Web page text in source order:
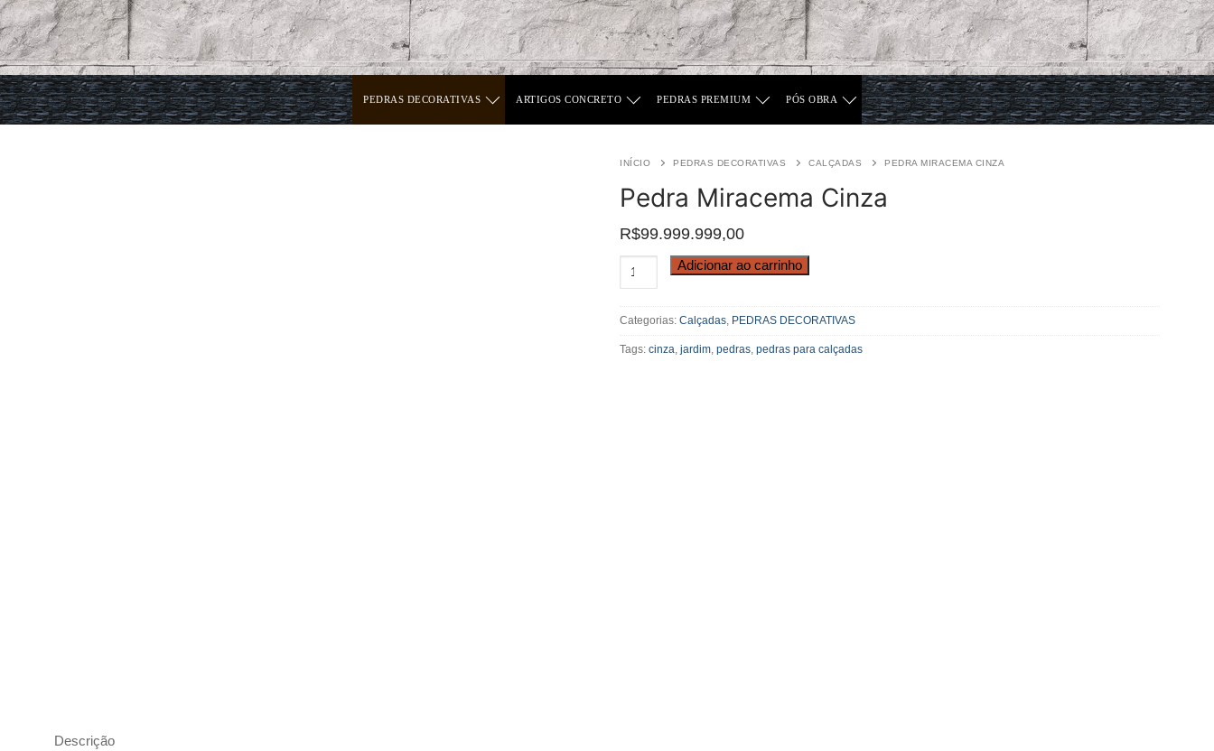
PEDRAS DECORATIVAS ARTIGOS CONCRETO PEDRAS PREMIUM PÓS OBRA
INÍCIO PEDRAS DECORATIVAS CALÇADAS PEDRA MIRACEMA CINZA
Pedra Miracema Cinza
R$99.999.999,00
Pedra
Miracema
quantidade
Adicionar ao carrinho
Categorias: Calçadas, PEDRAS DECORATIVAS
Tags: cinza, jardim, pedras, pedras para calçadas
Descrição